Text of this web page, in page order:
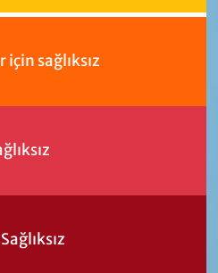
için sağlıksız